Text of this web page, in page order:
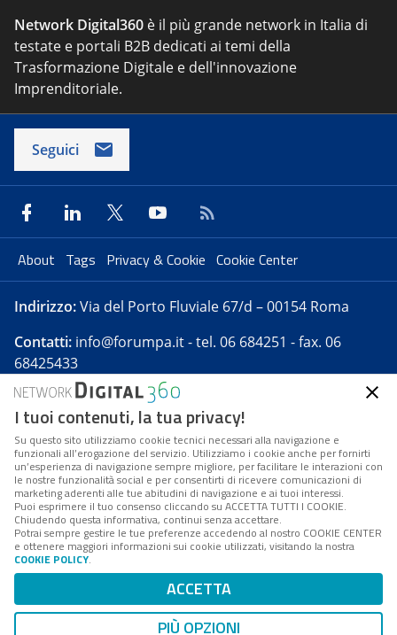
Network Digital360 è il più grande network in Italia di
testate e portali B2B dedicati ai temi della
Trasformazione Digitale e dell'innovazione
Imprenditoriale.
Seguici
About Tags Privacy & Cookie Cookie Center
Indirizzo:Via del Porto Fluviale 67/d – 00154 Roma
Contatti: info@forumpa.it- tel. 06 684251 - fax. 06
68425433
Forumpa.itè una pubblicazione telematica iscritta
presso Registro della stampa del Tribunale di Roma -
Reg. n. 182 del 2 maggio 2008 - Direttore resp. Michela
Stentella
FPA s.r.l. è società soggetta a Direzione e
Coordinamento da parte di Digital360 S.p.A. - FPA s.r.l.
è un'azienda certificata per il sistema di management
Codice Fiscale/Partita IVA n. 10693191008 - R.E.A. Roma
n. 1249791. ISP AWS
Mappa del sito
I tuoi contenuti, la tua privacy!
Su questo sito utilizziamo cookie tecnici necessari alla navigazione e
funzionali all’erogazione del servizio. Utilizziamo i cookie anche per fornirti
un’esperienza di navigazione sempre migliore, per facilitare le interazioni con
le nostre funzionalità social e per consentirti di ricevere comunicazioni di
marketing aderenti alle tue abitudini di navigazione e ai tuoi interessi.
Puoi esprimere il tuo consenso cliccando su ACCETTA TUTTI I COOKIE.
Chiudendo questa informativa, continui senza accettare.
Potrai sempre gestire le tue preferenze accedendo al nostro COOKIE CENTER
e ottenere maggiori informazioni sui cookie utilizzati, visitando la nostra
COOKIE POLICY.
ACCETTA
PIÙ OPZIONI